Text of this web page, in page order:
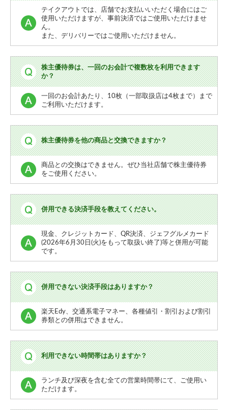
テイクアウトでは、店舗でお支払いいただく場合にはご
使用いただけますが、事前決済ではご使用いただけませ
ん。
また、デリバリーではご使用いただけません。
株主優待券は、一回のお会計で複数枚を利用できます
か？
一回のお会計あたり、10枚（一部取扱店は4枚まで）まで
ご利用いただけます。
株主優待券を他の商品と交換できますか？
商品との交換はできません。ぜひ当社店舗で株主優待券
をご使用ください。
併用できる決済手段を教えてください。
現金、クレジットカード、QR決済、ジェフグルメカード
(2026年6月30日(火)をもって取扱い終了)等と併用が可能
です。
併用できない決済手段はありますか？
楽天Edy、交通系電子マネー、各種値引・割引および割引
券類との併用はできません。
利用できない時間帯はありますか？
ランチ及び深夜を含む全ての営業時間帯にて、ご使用い
ただけます。